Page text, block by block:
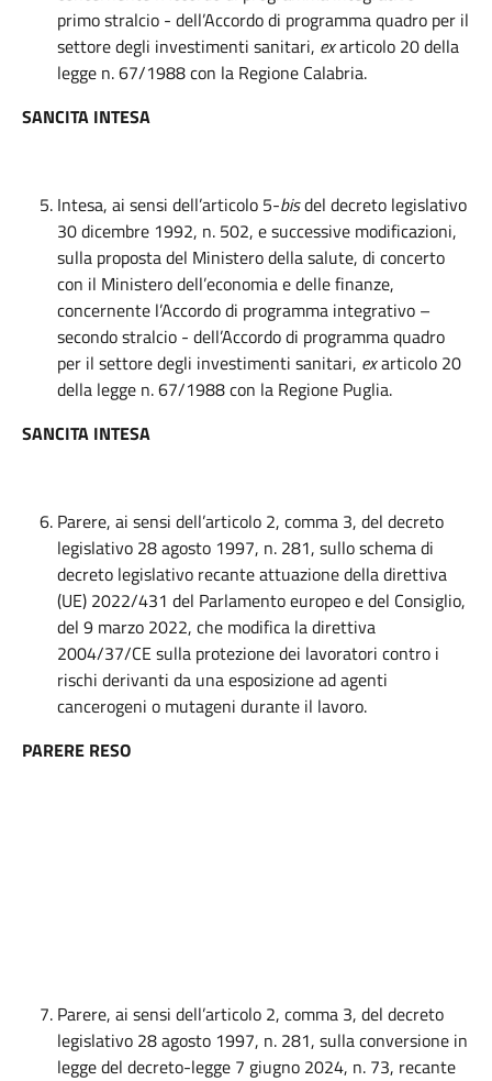
primo stralcio - dell’Accordo di programma quadro per il
settore degli investimenti sanitari, exarticolo 20 della
legge n. 67/1988 con la Regione Calabria.
SANCITA INTESA
Intesa, ai sensi dell’articolo 5-bisdel decreto legislativo
30 dicembre 1992, n. 502, e successive modificazioni,
sulla proposta del Ministero della salute, di concerto
con il Ministero dell’economia e delle finanze,
concernente l’Accordo di programma integrativo –
secondo stralcio - dell’Accordo di programma quadro
per il settore degli investimenti sanitari, exarticolo 20
della legge n. 67/1988 con la Regione Puglia.
SANCITA INTESA
Parere, ai sensi dell’articolo 2, comma 3, del decreto
legislativo 28 agosto 1997, n. 281, sullo schema di
decreto legislativo recante attuazione della direttiva
(UE) 2022/431 del Parlamento europeo e del Consiglio,
del 9 marzo 2022, che modifica la direttiva
2004/37/CE sulla protezione dei lavoratori contro i
rischi derivanti da una esposizione ad agenti
cancerogeni o mutageni durante il lavoro.
PARERE RESO
Parere, ai sensi dell’articolo 2, comma 3, del decreto
legislativo 28 agosto 1997, n. 281, sulla conversione in
legge del decreto-legge 7 giugno 2024, n. 73, recante